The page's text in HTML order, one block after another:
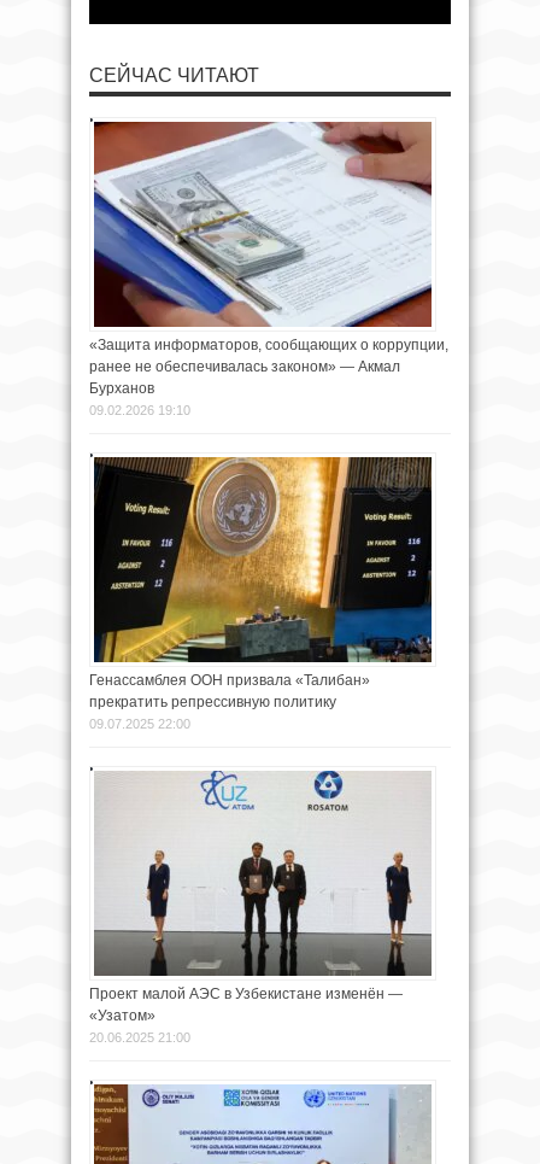
СЕЙЧАС ЧИТАЮТ
«Защита информаторов, сообщающих о коррупции,
ранее не обеспечивалась законом» — Акмал
Бурханов
09.02.2026 19:10
Генассамблея ООН призвала «Талибан»
прекратить репрессивную политику
09.07.2025 22:00
Проект малой АЭС в Узбекистане изменён —
«Узатом»
20.06.2025 21:00